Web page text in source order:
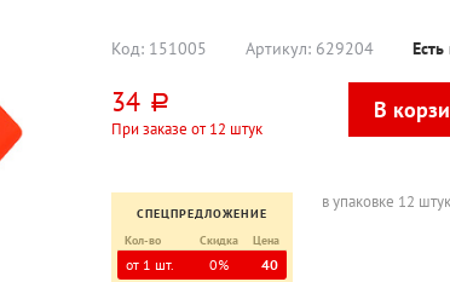
Код: 151005 Артикул: 629204
34 руб.
При заказе от 12 штук
СПЕЦПРЕДЛОЖЕНИЕ
Кол-во
Скидка Цена
от 1 шт. 0%
40
в упаковке 12 штук